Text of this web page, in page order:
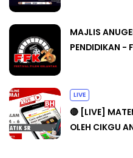
MAJLIS
PENDIDIKAN -
LIVE
🔴 [LIVE]
OLEH CIKGU